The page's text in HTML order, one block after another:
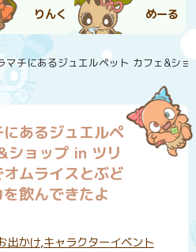
りんく めーる
マチにあるジュエルペット カフェ&シ
あるジュエルペ
ショップ in ツリ
ムライスとぶど
飲んできたよ
テゴリー:
出かけ,キャラクターイベント